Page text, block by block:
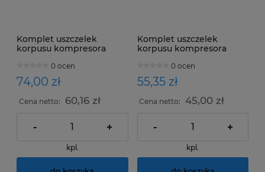
Komplet uszczelek
korpusu kompresora
0 ocen
74,00 zł
Cena netto: 60,16 zł
- +
kpl.
Komplet uszczelek
korpusu kompresora
0 ocen
55,35 zł
Cena netto: 45,00 zł
- +
kpl.